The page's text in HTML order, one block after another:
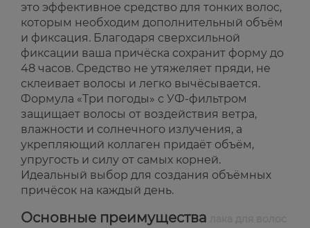
это эффективное средство для тонких волос,
которым необходим дополнительный объём
и фиксация. Благодаря сверхсильной
фиксации ваша причёска сохранит форму до
48 часов. Средство не утяжеляет пряди, не
склеивает волосы и легко вычёсывается.
Формула «Три погоды» с УФ-фильтром
защищает волосы от воздействия ветра,
влажности и солнечного излучения, а
укрепляющий коллаген придаёт объём,
упругость и силу от самых корней.
Идеальный выбор для создания объёмных
причёсок на каждый день.
Основные преимущества